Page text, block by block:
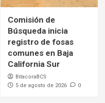
Comisión de
Búsqueda inicia
registro de fosas
comunes en Baja
California Sur
BitacoraBCS
5 de agosto de 2026
0